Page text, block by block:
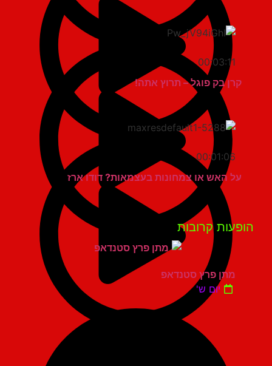
00:03:11
קרן בק פוגל – תרוץ אתה!
00:01:06
על האש או צמחונות בעצמאות? דודו ארז
קרובות
מתן פרץ סטנדאפ
יום ש'